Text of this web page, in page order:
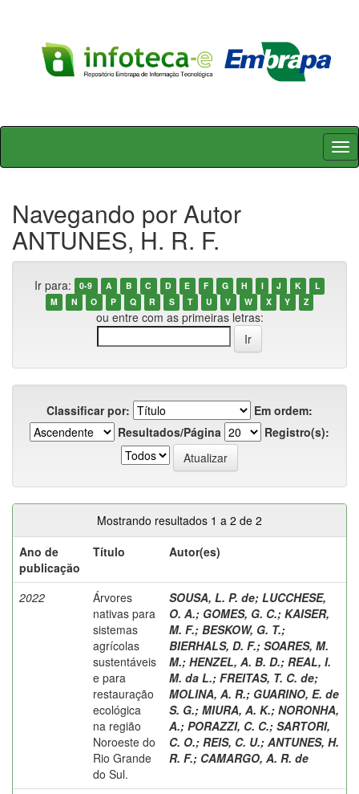
Skip
Navegando por Autor
ANTUNES, H. R. F.
Ir para: 0-9 A B C D E F G H I J K
L
M
N O P Q R S T U V W X Y Z
ou entre com as primeiras letras:
Classificar por:
Em ordem:
Resultados/Página
Registro(s):
Mostrando resultados 1 a 2 de 2
Ano de
publicação
Título Autor(es)
2022
Árvores
nativas para
sistemas
agrícolas
sustentáveis
e para
restauração
ecológica
na região
Noroeste do
Rio Grande
do Sul.
SOUSA, L. P. de; LUCCHESE,
O. A.; GOMES, G. C.; KAISER,
M. F.; BESKOW, G. T.;
BIERHALS, D. F.; SOARES, M.
M.; HENZEL, A. B. D.; REAL, I.
M. da L.; FREITAS, T. C. de;
MOLINA, A. R.; GUARINO, E. de
S. G.; MIURA, A. K.; NORONHA,
A.; PORAZZI, C. C.; SARTORI,
C. O.; REIS, C. U.; ANTUNES, H.
R. F.; CAMARGO, A. R. de